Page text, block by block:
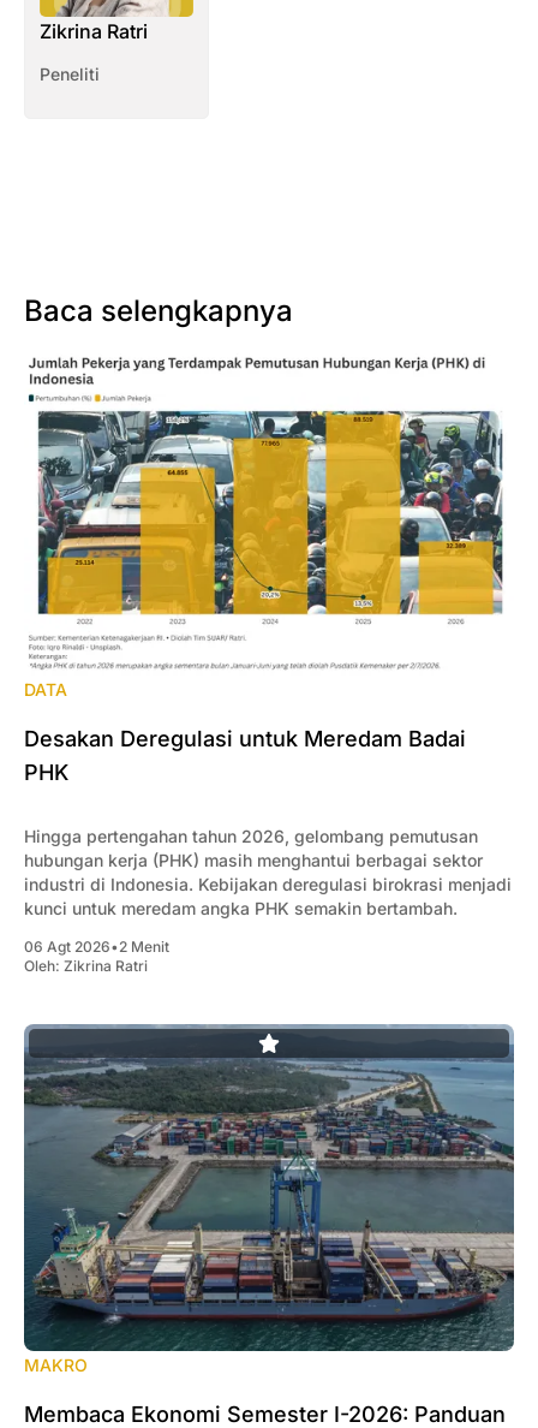
Zikrina Ratri
Peneliti
Baca selengkapnya
DATA
Desakan Deregulasi untuk Meredam Badai
PHK
Hingga pertengahan tahun 2026, gelombang pemutusan
hubungan kerja (PHK) masih menghantui berbagai sektor
industri di Indonesia. Kebijakan deregulasi birokrasi menjadi
kunci untuk meredam angka PHK semakin bertambah.
06 Agt 2026•2 Menit
Oleh: Zikrina Ratri
MAKRO
Membaca Ekonomi Semester I-2026: Panduan